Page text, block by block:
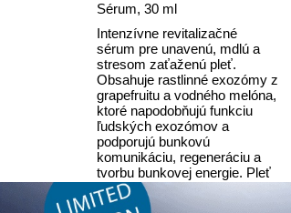
Sérum, 30 ml
Intenzívne revitalizačné
sérum pre unavenú, mdlú a
stresom zaťaženú pleť.
Obsahuje rastlinné exozómy z
grapefruitu a vodného melóna,
ktoré napodobňujú funkciu
ľudských exozómov a
podporujú bunkovú
komunikáciu, regeneráciu a
tvorbu bunkovej energie. Pleť
získava sviežejší, pevnejší a
mladistvejší vzhľad.